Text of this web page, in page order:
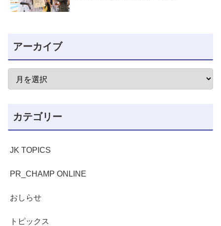
アーカイブ
カテゴリー
JK TOPICS
PR_CHAMP ONLINE
おしらせ
トピックス